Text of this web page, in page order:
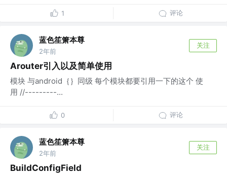
1 评论
蓝色笙箫本尊
2年前
关注
Arouter引入以及简单使用
模块 与android｛｝同级 每个模块都要引用一下的这个 使
用 //---------...
0 评论
蓝色笙箫本尊
2年前
关注
BuildConfigField